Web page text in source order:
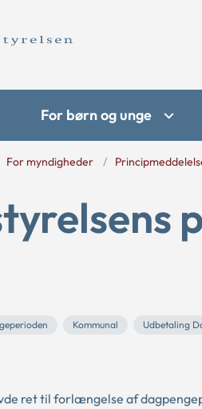
For børn og unge
For myndigheder
Kommunal Udbetaling
ret til forlængelse af